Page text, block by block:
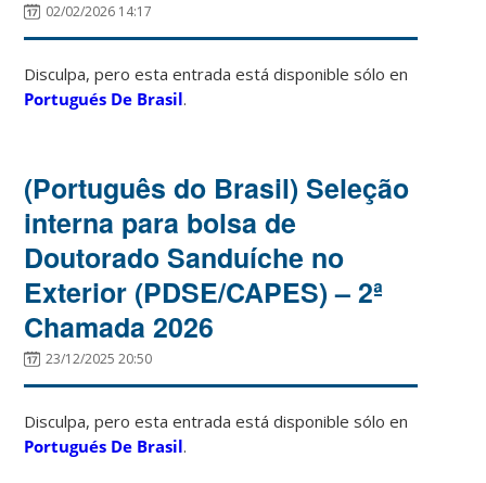
02/02/2026 14:17
Disculpa, pero esta entrada está disponible sólo en
Portugués De Brasil.
(Português do Brasil) Seleção
interna para bolsa de
Doutorado Sanduíche no
Exterior (PDSE/CAPES) – 2ª
Chamada 2026
23/12/2025 20:50
Disculpa, pero esta entrada está disponible sólo en
Portugués De Brasil.